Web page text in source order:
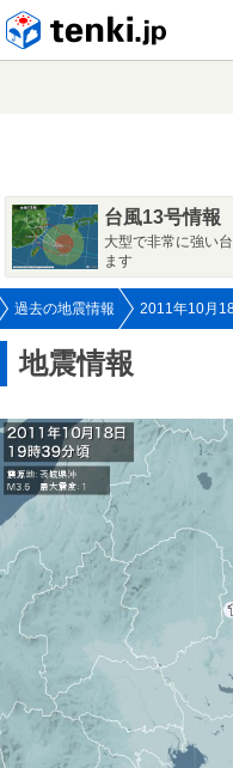
台風13号情報
大型で非常に強い
ます
過去の地震情報 2011年10月
地震情報